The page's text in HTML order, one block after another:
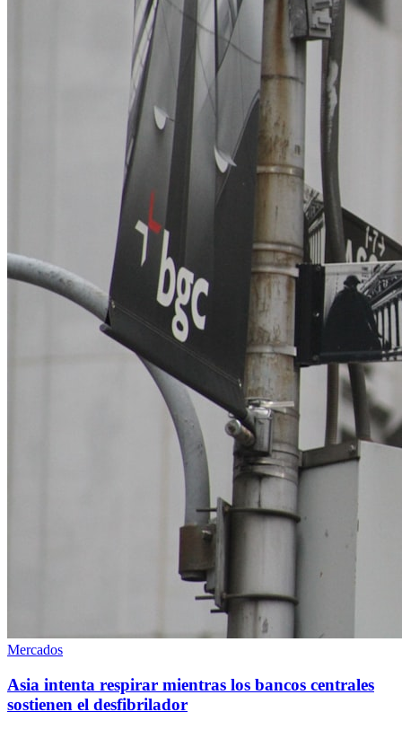
Mercados
Asia intenta respirar mientras los bancos centrales
sostienen el desfibrilador